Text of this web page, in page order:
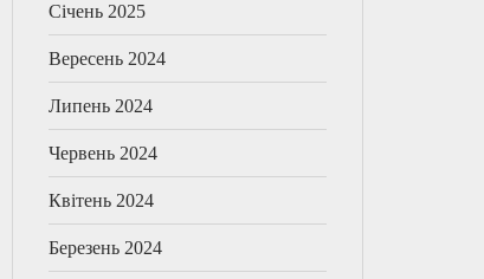
Січень 2025
Вересень 2024
Липень 2024
Червень 2024
Квітень 2024
Березень 2024